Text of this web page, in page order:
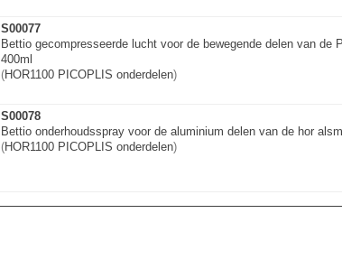
S00077
Bettio gecompresseerde lucht voor de bewegende delen van de
400ml
(HOR1100 PICOPLIS onderdelen)
S00078
Bettio onderhoudsspray voor de aluminium delen van de hor
(HOR1100 PICOPLIS onderdelen)